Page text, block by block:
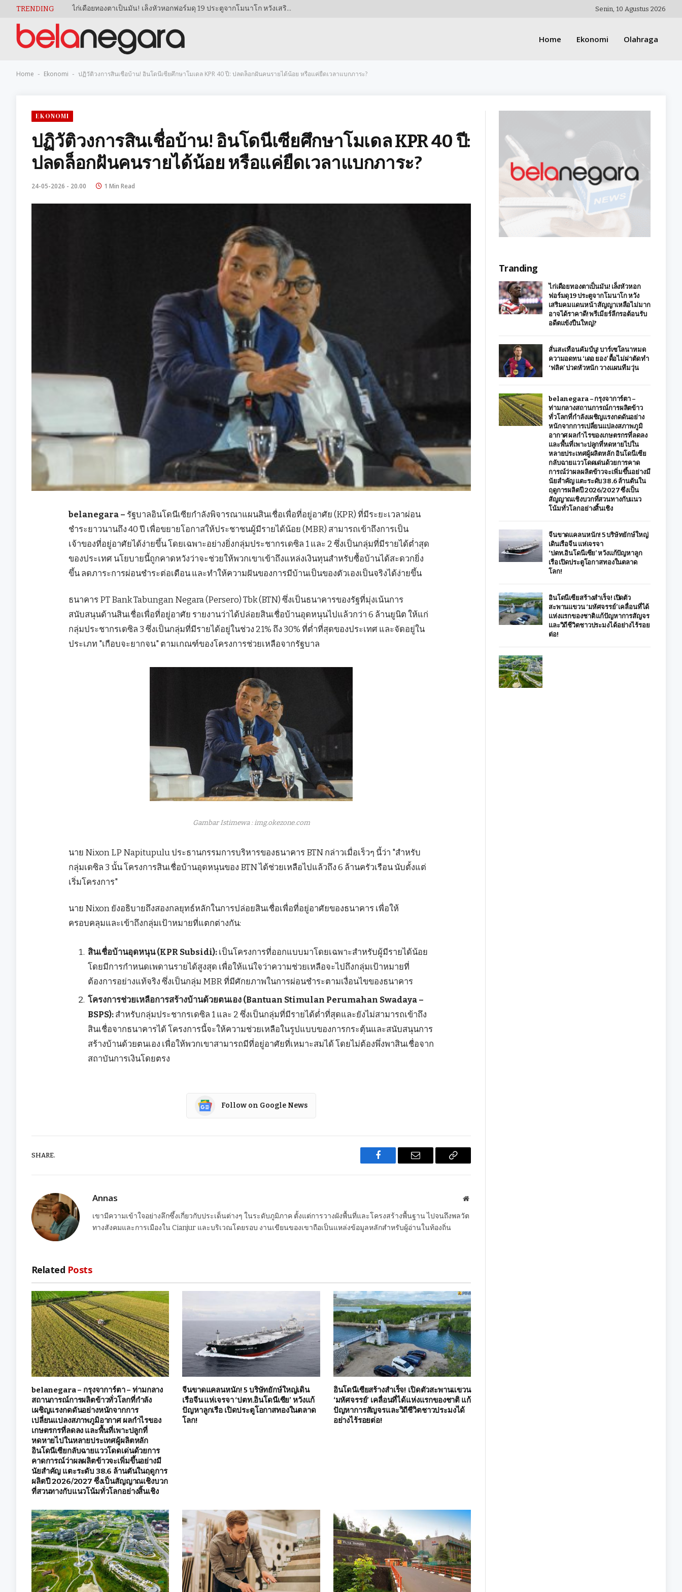
TRENDING ไก่เดือยทองตาเป็นมัน! เล็งหัวหอกฟอร์มดุ 19 ประตูจากโมนาโก หวังเสริมคมแดนหน้า สัญญาเหลือไม่มาก อาจได้ราคาดี! พรีเมียร์ลีกรอต้อนรับอดีตแข้งปืนใหญ่? Senin, 10 Agustus 2026
Home Ekonomi Olahraga
Home - Ekonomi - ปฏิวัติวงการสินเชื่อบ้าน! อินโดนีเซียศึกษาโมเดล KPR 40 ปี: ปลดล็อกฝันคนรายได้น้อย หรือแค่ยืดเวลาแบกภาระ?
EKONOMI
ปฏิวัติวงการสินเชื่อบ้าน! อินโดนีเซียศึกษาโมเดล KPR 40 ปี:
ปลดล็อกฝันคนรายได้น้อย หรือแค่ยืดเวลาแบกภาระ?
24-05-2026 - 20.00 1 Min Read
belanegara – รัฐบาลอินโดนีเซียกำลังพิจารณาแผนสินเชื่อเพื่อที่อยู่อาศัย (KPR) ที่มีระยะเวลาผ่อน
ชำระยาวนานถึง 40 ปี เพื่อขยายโอกาสให้ประชาชนผู้มีรายได้น้อย (MBR) สามารถเข้าถึงการเป็น
เจ้าของที่อยู่อาศัยได้ง่ายขึ้น โดยเฉพาะอย่างยิ่งกลุ่มประชากรเดซิล 1 และ 2 ซึ่งเป็นกลุ่มที่มีรายได้ต่ำสุด
ของประเทศ นโยบายนี้ถูกคาดหวังว่าจะช่วยให้พวกเขาเข้าถึงแหล่งเงินทุนสำหรับซื้อบ้านได้สะดวกยิ่ง
ขึ้น ลดภาระการผ่อนชำระต่อเดือน และทำให้ความฝันของการมีบ้านเป็นของตัวเองเป็นจริงได้ง่ายขึ้น
ธนาคาร PT Bank Tabungan Negara (Persero) Tbk (BTN) ซึ่งเป็นธนาคารของรัฐที่มุ่งเน้นการ
สนับสนุนด้านสินเชื่อเพื่อที่อยู่อาศัย รายงานว่าได้ปล่อยสินเชื่อบ้านอุดหนุนไปแล้วกว่า 6 ล้านยูนิต ให้แก่
กลุ่มประชากรเดซิล 3 ซึ่งเป็นกลุ่มที่มีรายได้อยู่ในช่วง 21% ถึง 30% ที่ต่ำที่สุดของประเทศ และจัดอยู่ใน
ประเภท "เกือบจะยากจน" ตามเกณฑ์ของโครงการช่วยเหลือจากรัฐบาล
Gambar Istimewa : img.okezone.com
นาย Nixon LP Napitupulu ประธานกรรมการบริหารของธนาคาร BTN กล่าวเมื่อเร็วๆ นี้ว่า "สำหรับ
กลุ่มเดซิล 3 นั้น โครงการสินเชื่อบ้านอุดหนุนของ BTN ได้ช่วยเหลือไปแล้วถึง 6 ล้านครัวเรือน นับตั้งแต่
เริ่มโครงการ"
นาย Nixon ยังอธิบายถึงสองกลยุทธ์หลักในการปล่อยสินเชื่อเพื่อที่อยู่อาศัยของธนาคาร เพื่อให้
ครอบคลุมและเข้าถึงกลุ่มเป้าหมายที่แตกต่างกัน:
สินเชื่อบ้านอุดหนุน (KPR Subsidi): เป็นโครงการที่ออกแบบมาโดยเฉพาะสำหรับผู้มีรายได้น้อย
โดยมีการกำหนดเพดานรายได้สูงสุด เพื่อให้แน่ใจว่าความช่วยเหลือจะไปถึงกลุ่มเป้าหมายที่
ต้องการอย่างแท้จริง ซึ่งเป็นกลุ่ม MBR ที่มีศักยภาพในการผ่อนชำระตามเงื่อนไขของธนาคาร
โครงการช่วยเหลือการสร้างบ้านด้วยตนเอง (Bantuan Stimulan Perumahan Swadaya –
BSPS): สำหรับกลุ่มประชากรเดซิล 1 และ 2 ซึ่งเป็นกลุ่มที่มีรายได้ต่ำที่สุดและยังไม่สามารถเข้าถึง
สินเชื่อจากธนาคารได้ โครงการนี้จะให้ความช่วยเหลือในรูปแบบของการกระตุ้นและสนับสนุนการ
สร้างบ้านด้วยตนเอง เพื่อให้พวกเขาสามารถมีที่อยู่อาศัยที่เหมาะสมได้ โดยไม่ต้องพึ่งพาสินเชื่อจาก
สถาบันการเงินโดยตรง
Follow on Google News
SHARE.
Facebook Email
Copy
Annas Website
เขามีความเข้าใจอย่างลึกซึ้งเกี่ยวกับประเด็นต่างๆ ในระดับภูมิภาค ตั้งแต่การวางผังพื้นที่และโครงสร้างพื้นฐาน ไปจนถึงพลวัต
ทางสังคมและการเมืองใน Cianjur และบริเวณโดยรอบ งานเขียนของเขาถือเป็นแหล่งข้อมูลหลักสำหรับผู้อ่านในท้องถิ่น
Related Posts
belanegara – กรุงจาการ์ตา – ท่ามกลาง
สถานการณ์การผลิตข้าวทั่วโลกที่กำลัง
เผชิญแรงกดดันอย่างหนักจากการ
เปลี่ยนแปลงสภาพภูมิอากาศ ผลกำไรของ
เกษตรกรที่ลดลง และพื้นที่เพาะปลูกที่
หดหายไปในหลายประเทศผู้ผลิตหลัก
อินโดนีเซียกลับฉายแววโดดเด่นด้วยการ
คาดการณ์ว่าผลผลิตข้าวจะเพิ่มขึ้นอย่างมี
นัยสำคัญ แตะระดับ 38.6 ล้านตันในฤดูการ
ผลิตปี 2026/2027 ซึ่งเป็นสัญญาณเชิงบวก
ที่สวนทางกับแนวโน้มทั่วโลกอย่างสิ้นเชิง
จีนขาดแคลนหนัก! 5 บริษัทยักษ์ใหญ่เดิน
เรือจีน แห่เจรจา ‘ปตท.อินโดนีเซีย’ หวังแก้
ปัญหาลูกเรือ เปิดประตูโอกาสทองในตลาด
โลก!
อินโดนีเซียสร้างสำเร็จ! เปิดตัวสะพานแขวน
‘มหัศจรรย์’ เคลื่อนที่ได้แห่งแรกของชาติ แก้
ปัญหาการสัญจรและวิถีชีวิตชาวประมงได้
อย่างไร้รอยต่อ!
Tranding
ไก่เดือยทองตาเป็นมัน! เล็งหัวหอก
ฟอร์มดุ 19 ประตูจากโมนาโก หวัง
เสริมคมแดนหน้า สัญญาเหลือไม่มาก
อาจได้ราคาดี! พรีเมียร์ลีกรอต้อนรับ
อดีตแข้งปืนใหญ่?
สั่นสะเทือนคัมป์นู! บาร์เซโลนาหมด
ความอดทน ‘เดอ ยอง’ ดื้อไม่ผ่าตัด ทำ
‘ฟลิค’ ปวดหัวหนัก วางแผนทีมวุ่น
belanegara – กรุงจาการ์ตา –
ท่ามกลางสถานการณ์การผลิตข้าว
ทั่วโลกที่กำลังเผชิญแรงกดดันอย่าง
หนักจากการเปลี่ยนแปลงสภาพภูมิ
อากาศ ผลกำไรของเกษตรกรที่ลดลง
และพื้นที่เพาะปลูกที่หดหายไปใน
หลายประเทศผู้ผลิตหลัก อินโดนีเซีย
กลับฉายแววโดดเด่นด้วยการคาด
การณ์ว่าผลผลิตข้าวจะเพิ่มขึ้นอย่างมี
นัยสำคัญ แตะระดับ 38.6 ล้านตันใน
ฤดูการผลิตปี 2026/2027 ซึ่งเป็น
สัญญาณเชิงบวกที่สวนทางกับแนว
โน้มทั่วโลกอย่างสิ้นเชิง
จีนขาดแคลนหนัก! 5 บริษัทยักษ์ใหญ่
เดินเรือจีน แห่เจรจา
‘ปตท.อินโดนีเซีย’ หวังแก้ปัญหาลูก
เรือ เปิดประตูโอกาสทองในตลาด
โลก!
อินโดนีเซียสร้างสำเร็จ! เปิดตัว
สะพานแขวน ‘มหัศจรรย์’ เคลื่อนที่ได้
แห่งแรกของชาติ แก้ปัญหาการสัญจร
และวิถีชีวิตชาวประมงได้อย่างไร้รอย
ต่อ!